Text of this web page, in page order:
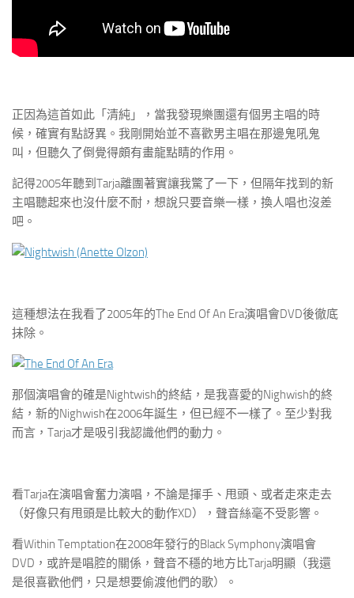
正因為這首如此「清純」，當我發現樂團還有個男主唱的時
候，確實有點訝異。我剛開始並不喜歡男主唱在那邊鬼吼鬼
叫，但聽久了倒覺得頗有畫龍點睛的作用。
記得2005年聽到Tarja離團著實讓我驚了一下，但隔年找到的新
主唱聽起來也沒什麼不耐，想說只要音樂一樣，換人唱也沒差
吧。
這種想法在我看了2005年的The End Of An Era演唱會DVD後徹底
抹除。
那個演唱會的確是Nightwish的終結，是我喜愛的Nighwish的終
結，新的Nighwish在2006年誕生，但已經不一樣了。至少對我
而言，Tarja才是吸引我認識他們的動力。
看Tarja在演唱會奮力演唱，不論是揮手、甩頭、或者走來走去
（好像只有甩頭是比較大的動作XD），聲音絲毫不受影響。
看Within Temptation在2008年發行的Black Symphony演唱會
DVD，或許是唱腔的關係，聲音不穩的地方比Tarja明顯（我還
是很喜歡他們，只是想要偷渡他們的歌）。